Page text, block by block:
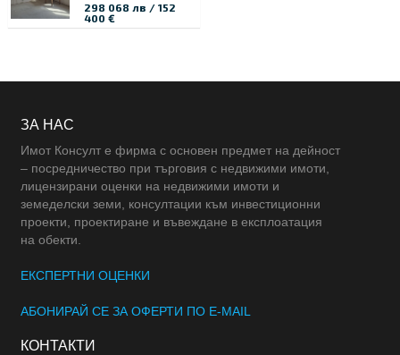
298 068 лв / 152
400 €
ЗА НАС
Имот Консулт е фирма с основен предмет на дейност
– посредничество при търговия с недвижими имоти,
лицензирани оценки на недвижими имоти и
земеделски земи, консултации към инвестиционни
проекти, проектиране и въвеждане в експлоатация
на обекти.
ЕКСПЕРТНИ ОЦЕНКИ
АБОНИРАЙ СЕ ЗА ОФЕРТИ ПО E-MAIL
КОНТАКТИ